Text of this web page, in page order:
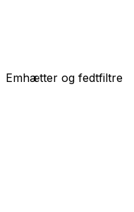
Emhætter og fedtfiltre